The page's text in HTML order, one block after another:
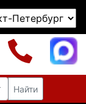
Найти